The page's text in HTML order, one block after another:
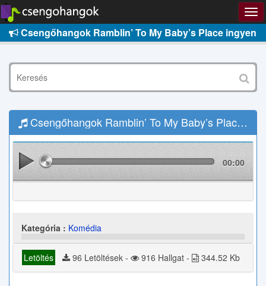
Csengőhangok Ramblin’ To My Baby’s Place ingyen
Csengőhangok Ramblin’ To My Baby’s Place Letöltés
00:00
Kategória : Komédia
Letöltés 96 Letöltések - 916 Hallgat - 344.52 Kb